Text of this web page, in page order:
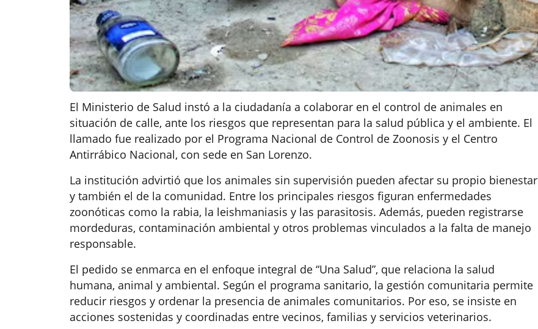
El Ministerio de Salud instó a la ciudadanía a colaborar en el control de animales en
situación de calle, ante los riesgos que representan para la salud pública y el ambiente. El
llamado fue realizado por el Programa Nacional de Control de Zoonosis y el Centro
Antirrábico Nacional, con sede en San Lorenzo.
La institución advirtió que los animales sin supervisión pueden afectar su propio bienestar
y también el de la comunidad. Entre los principales riesgos figuran enfermedades
zoonóticas como la rabia, la leishmaniasis y las parasitosis. Además, pueden registrarse
mordeduras, contaminación ambiental y otros problemas vinculados a la falta de manejo
responsable.
El pedido se enmarca en el enfoque integral de “Una Salud”, que relaciona la salud
humana, animal y ambiental. Según el programa sanitario, la gestión comunitaria permite
reducir riesgos y ordenar la presencia de animales comunitarios. Por eso, se insiste en
acciones sostenidas y coordinadas entre vecinos, familias y servicios veterinarios.